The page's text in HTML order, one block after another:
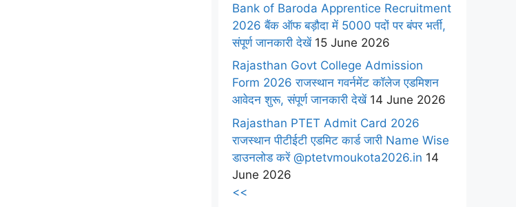
Bank of Baroda Apprentice Recruitment
2026 बैंक ऑफ बड़ौदा में 5000 पदों पर बंपर भर्ती,
संपूर्ण जानकारी देखें15 June 2026
Rajasthan Govt College Admission
Form 2026 राजस्थान गवर्नमेंट कॉलेज एडमिशन
आवेदन शुरू, संपूर्ण जानकारी देखें14 June 2026
Rajasthan PTET Admit Card 2026
राजस्थान पीटीईटी एडमिट कार्ड जारी Name Wise
डाउनलोड करें @ptetvmoukota2026.in 14
June 2026
<<